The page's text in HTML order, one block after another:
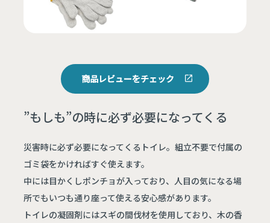
商品レビューをチェック
”もしも”の時に必ず必要になってくる
災害時に必ず必要になってくるトイレ。組立不要で付属の
ゴミ袋をかければすぐ使えます。
中には目かくしポンチョが入っており、人目の気になる場
所でもいつも通り座って使える安心感があります。
トイレの凝固剤にはスギの間伐材を使用しており、木の香